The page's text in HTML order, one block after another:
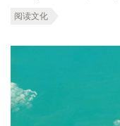
阅读文化